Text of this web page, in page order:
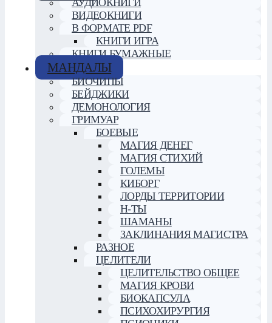
ВИДЕОКНИГИ
В ФОРМАТЕ PDF
КНИГИ ИГРА
КНИГИ БУМАЖНЫЕ
МАНДАЛЫ
БИОЧИПЫ
БЕЙДЖИКИ
ДЕМОНОЛОГИЯ
ГРИМУАР
БОЕВЫЕ
МАГИЯ ДЕНЕГ
МАГИЯ СТИХИЙ
ГОЛЕМЫ
КИБОРГ
ЛОРДЫ ТЕРРИТОРИИ
Н-ТЫ
ШАМАНЫ
ЗАКЛИНАНИЯ МАГИСТРА
РАЗНОЕ
ЦЕЛИТЕЛИ
ЦЕЛИТЕЛЬСТВО ОБЩЕЕ
МАГИЯ КРОВИ
БИОКАПСУЛА
ПСИХОХИРУРГИЯ